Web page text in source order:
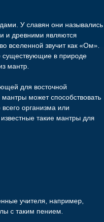
У славян они назывались
и древними являются
вселенной звучит как «Ом».
существующие в природе
мантр.
для восточной
может способствовать
организма или
такие мантры для
учителя, например,
с таким пением.